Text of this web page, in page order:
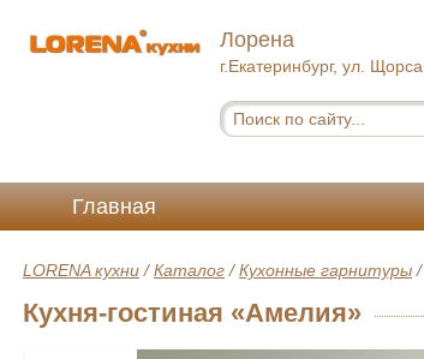
Лорена
г.Екатеринбург, ул.
Главная
LORENA кухни /Каталог /Кухонные гарнитуры /
Кухня-гостиная «Амелия»